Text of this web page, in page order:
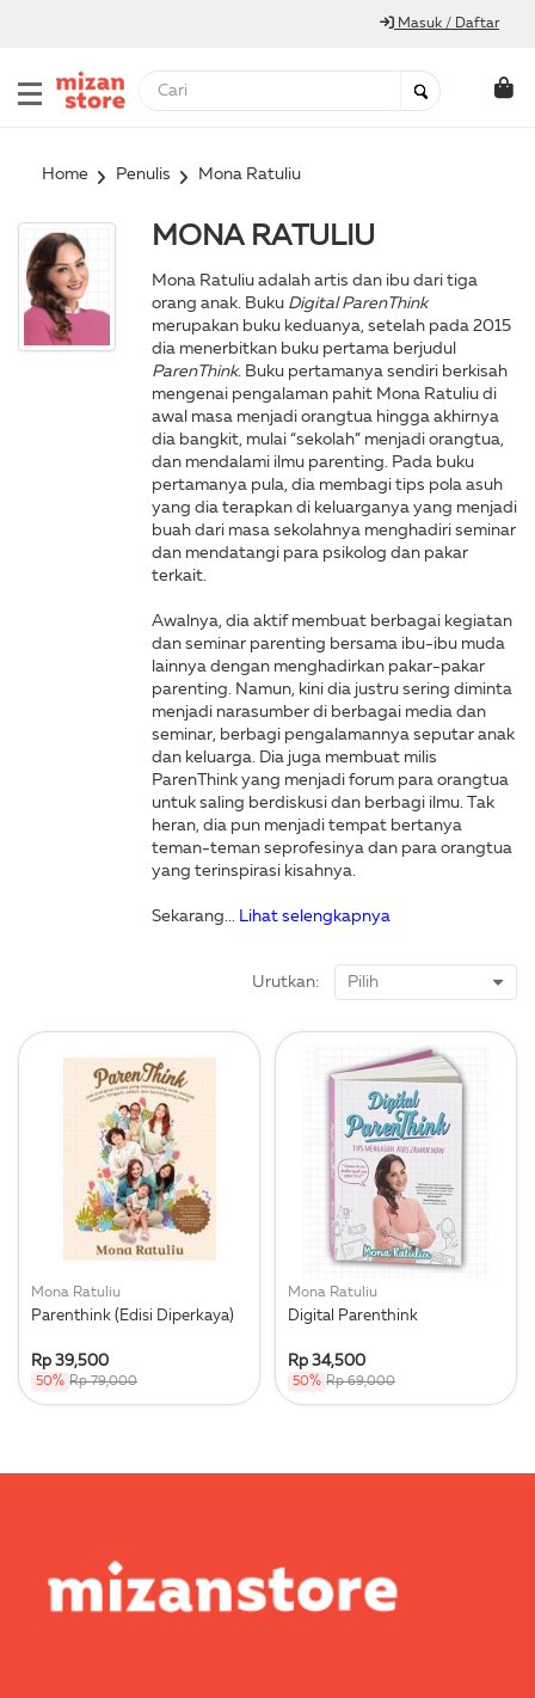
Masuk / Daftar
Home Penulis Mona Ratuliu
MONA RATULIU
Mona Ratuliu adalah artis dan ibu dari tiga
orang anak. Buku Digital ParenThink
merupakan buku keduanya, setelah pada 2015
dia menerbitkan buku pertama berjudul
ParenThink. Buku pertamanya sendiri berkisah
mengenai pengalaman pahit Mona Ratuliu di
awal masa menjadi orangtua hingga akhirnya
dia bangkit, mulai “sekolah” menjadi orangtua,
dan mendalami ilmu parenting. Pada buku
pertamanya pula, dia membagi tips pola asuh
yang dia terapkan di keluarganya yang menjadi
buah dari masa sekolahnya menghadiri seminar
dan mendatangi para psikolog dan pakar
terkait.
Awalnya, dia aktif membuat berbagai kegiatan
dan seminar parenting bersama ibu-ibu muda
lainnya dengan menghadirkan pakar-pakar
parenting. Namun, kini dia justru sering diminta
menjadi narasumber di berbagai media dan
seminar, berbagi pengalamannya seputar anak
dan keluarga. Dia juga membuat milis
ParenThink yang menjadi forum para orangtua
untuk saling berdiskusi dan berbagi ilmu. Tak
heran, dia pun menjadi tempat bertanya
teman-teman seprofesinya dan para orangtua
yang terinspirasi kisahnya.
Sekarang... Lihat selengkapnya
Urutkan:
Mona Ratuliu
Parenthink (Edisi Diperkaya)
Rp 39,500
50% Rp 79,000
Mona Ratuliu
Digital Parenthink
Rp 34,500
50% Rp 69,000